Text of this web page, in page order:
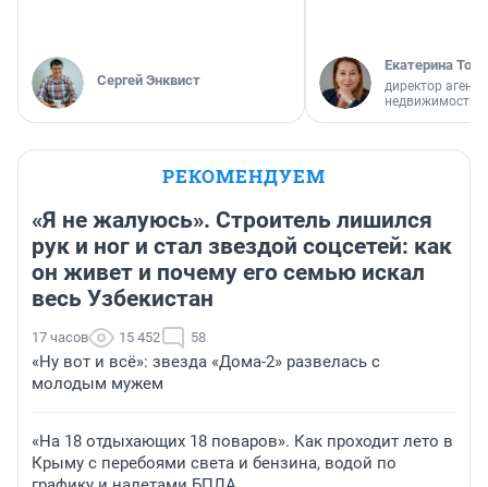
Сергей Энквист
Екатерина
директор
недвижимости
РЕКОМЕНДУЕМ
«Я не жалуюсь». Строитель лишился
рук и ног и стал звездой соцсетей: как
он живет и почему его семью искал
весь Узбекистан
17 часов 15 452 58
«Ну вот и всё»: звезда «Дома-2» развелась с
молодым мужем
«На 18 отдыхающих 18 поваров». Как проходит лето в
Крыму с перебоями света и бензина, водой по